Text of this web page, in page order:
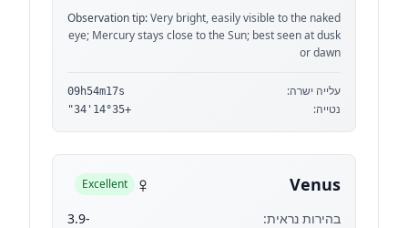
Observation tip:Very bright, easily visible to the naked
eye; Mercury stays close to the Sun; best seen at dusk
or dawn
עלייה ישרה: 09h54m17s
נטייה: +14°35'34"
Venus
♀
Excellent
בהירות נראית:
-3.9